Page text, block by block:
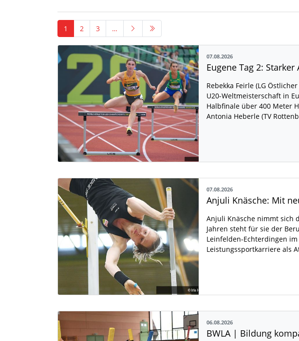
1 2 3 …
07.08.2026
Rebekka Feirle (LG
U20-Weltmeisterschaft in
Halbfinale über 400 Meter
Antonia Heberle (TV
07.08.2026
Anjuli Knäsche nimmt sich
Jahren steht für sie der
Leinfelden-Echterdingen
Leistungssportkarriere als
06.08.2026
BWLA | Bildung